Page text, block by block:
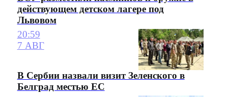
действующем детском лагере под
Львовом
20:59
7 АВГ
В Сербии назвали визит Зеленского в
Белград местью ЕС